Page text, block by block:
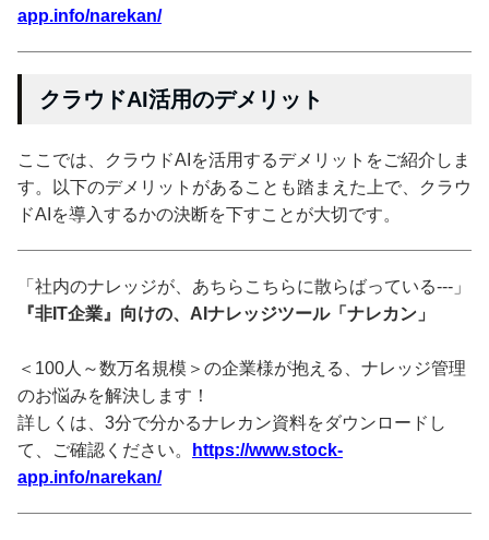
app.info/narekan/
クラウドAI活用のデメリット
ここでは、クラウドAIを活用するデメリットをご紹介しま
す。以下のデメリットがあることも踏まえた上で、クラウ
ドAIを導入するかの決断を下すことが大切です。
「社内のナレッジが、あちらこちらに散らばっている---」
『非IT企業』向けの、AIナレッジツール「ナレカン」
＜100人～数万名規模＞の企業様が抱える、ナレッジ管理
のお悩みを解決します！
詳しくは、3分で分かるナレカン資料をダウンロードし
て、ご確認ください。
https://www.stock-
app.info/narekan/